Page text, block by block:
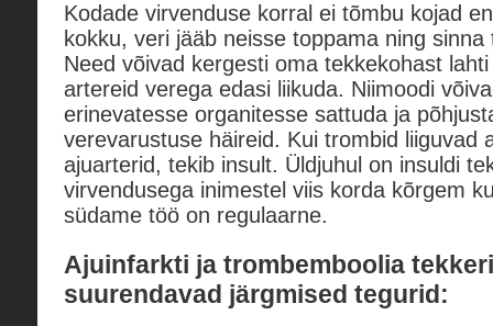
Kodade virvenduse korral ei tõmbu kojad
kokku, veri jääb neisse toppama ning
Need võivad kergesti oma tekkekohast
artereid verega edasi liikuda. Niimoodi
erinevatesse organitesse sattuda ja
verevarustuse häireid. Kui trombid liiguvad
ajuarterid, tekib insult. Üldjuhul on insuldi
virvendusega inimestel viis korda kõrgem
südame töö on regulaarne.
Ajuinfarkti ja trombemboolia
suurendavad järgmised tegurid: